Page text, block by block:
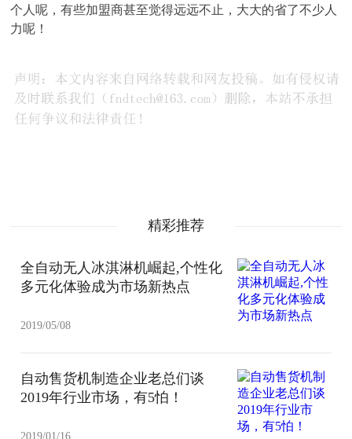
个人呢，有些加盟商甚至觉得远远不止，大大的省了不少人
力呢！
精彩推荐
全自动无人冰淇淋机崛起,个性化
多元化体验成为市场新热点
2019/05/08
自动售货机制造企业老总们谈
2019年行业市场，有5怕！
2019/01/16